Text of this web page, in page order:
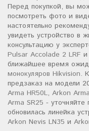
Перед покупкой, вы
посмотреть фото и
настоятельно
увидеть устройство в
консультацию у
Pulsar Accolade 2 LRF и
ближайшее время
монокуляров Hikvision.
предзаказ на модели
Arma HR50L, Arkon
Arma SR25 - уточняйте
обновилась линейка
Arkon Nevis LN35 и